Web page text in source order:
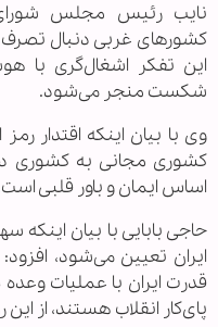
نایب رئیس مجلس شورای
کشورهای غربی دنبال
این تفکر اشغال‌گری با
شکست منجر می‌شود.
وی با بیان اینکه اقتدار
کشوری مجانی به کشوری
اساس ایمان و باور قلبی
حاجی بابایی با بیان
ایران تعیین می‌شود،
قدرت ایران با عملیات
پای‌کار انقلاب هستند، از